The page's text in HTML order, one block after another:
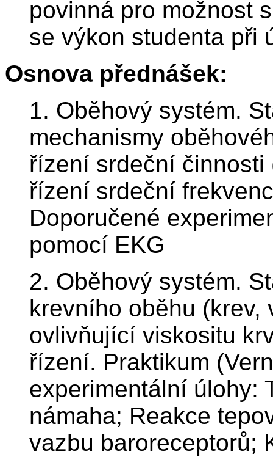
povinná pro možnost
se výkon studenta při
Osnova přednášek:
1. Oběhový systém.
mechanismy
řízení srdeční
řízení srdeční
Doporučené
pomocí EKG
2. Oběhový systém.
krevního oběhu (krev,
ovlivňující viskositu
řízení. Praktikum
experimentální úlohy:
námaha; Reakce
vazbu baroreceptorů;